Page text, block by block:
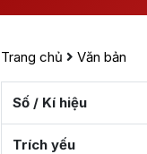
Trang chủ Văn bản
Số / Kí hiệu
Trích yếu